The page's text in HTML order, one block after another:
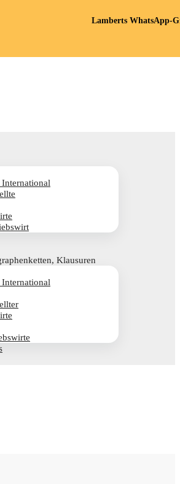
Klausuren
Lamberts WhatsApp-